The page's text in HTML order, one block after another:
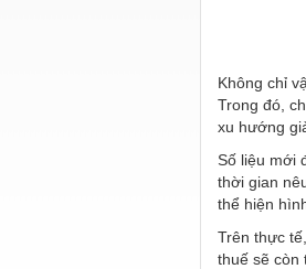
Không chỉ
Trong đó,
xu hướng
Số liệu mới
thời gian
thể hiện
Trên thực
thuế sẽ còn